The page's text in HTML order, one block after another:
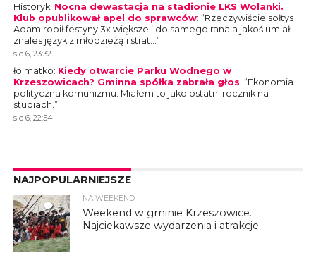
Historyk: Nocna dewastacja na stadionie LKS Wolanki.
Klub opublikował apel do sprawców: “Rzeczywiście sołtys
Adam robił festyny 3x większe i do samego rana a jakoś umiał
znales język z młodzieżą i strat… ”
sie 6, 23:32
ło matko: Kiedy otwarcie Parku Wodnego w
Krzeszowicach? Gminna spółka zabrała głos: “Ekonomia
polityczna komunizmu. Miałem to jako ostatni rocznik na
studiach. ”
sie 6, 22:54
NAJPOPULARNIEJSZE
4
NA WEEKEND
Weekend w gminie Krzeszowice.
Najciekawsze wydarzenia i atrakcje